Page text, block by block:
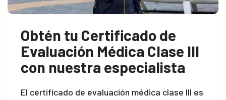
Obtén tu Certificado de
Evaluación Médica Clase III
con nuestra especialista
El certificado de evaluación médica clase III es